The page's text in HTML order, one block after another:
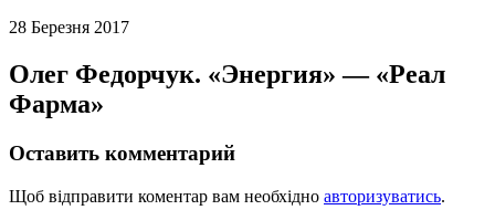
28 Березня 2017
Олег Федорчук. «Энергия» — «Реал
Фарма»
Оставить комментарий
Щоб відправити коментар вам необхідно авторизуватись.